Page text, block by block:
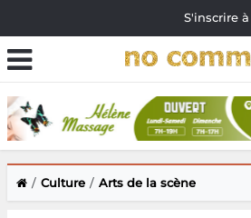
S'inscrire
Culture Arts de la scène